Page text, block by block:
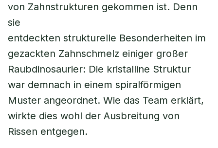
von Zahnstrukturen gekommen ist. Denn
sie
entdeckten strukturelle Besonderheiten im
gezackten Zahnschmelz einiger großer
Raubdinosaurier: Die kristalline Struktur
war demnach in einem spiralförmigen
Muster angeordnet. Wie das Team erklärt,
wirkte dies wohl der Ausbreitung von
Rissen entgegen.